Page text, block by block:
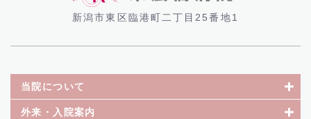
新潟市東区臨港町二丁目25番地1
当院について
外来・入院案内